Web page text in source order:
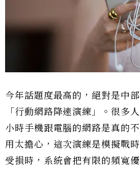
今年話題度最高的，絕對是中
「行動網路降速演練」。很多
小時手機跟電腦的網路是真的
用太擔心，這次演練是模擬戰
受損時，系統會把有限的頻寬